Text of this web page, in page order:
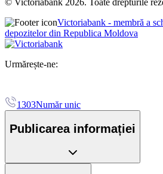
© Victoriabank 2026. Toate drepturile
Victoriabank - membră a
depozitelor din Republica Moldova
Urmărește-ne:
1303Număr unic
Publicarea informației